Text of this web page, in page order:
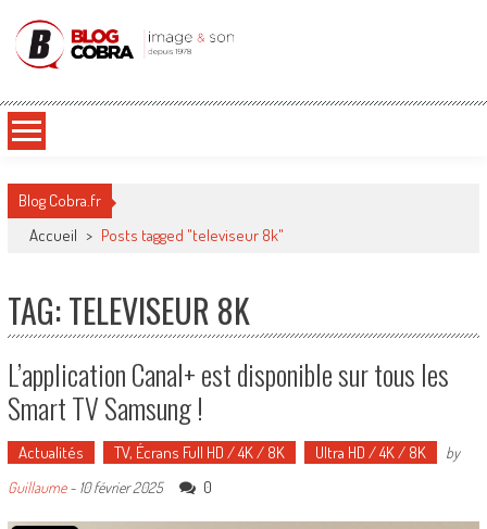
Blog Cobra
Blog Cobra.fr
Accueil > Posts tagged "televiseur 8k"
TAG: TELEVISEUR 8K
L’application Canal+ est disponible sur tous les
Smart TV Samsung !
Actualités TV, Écrans Full HD / 4K / 8K Ultra HD / 4K / 8K
by
Guillaume- 10 février 2025 0